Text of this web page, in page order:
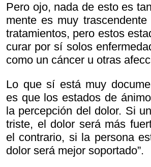
Pero ojo, nada de esto es
mente es muy trascendente
tratamientos, pero estos
curar por sí solos
como un cáncer u otras
Lo que sí está muy
es que los estados de
la percepción del dolor. Si
triste, el dolor será más
el contrario, si la persona
dolor será mejor soportado”.